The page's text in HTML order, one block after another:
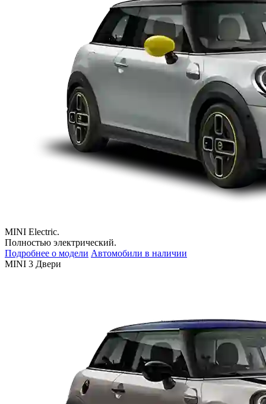
MINI Electric.
Полностью электрический.
Подробнее о модели Автомобили в наличии
MINI 3 Двери